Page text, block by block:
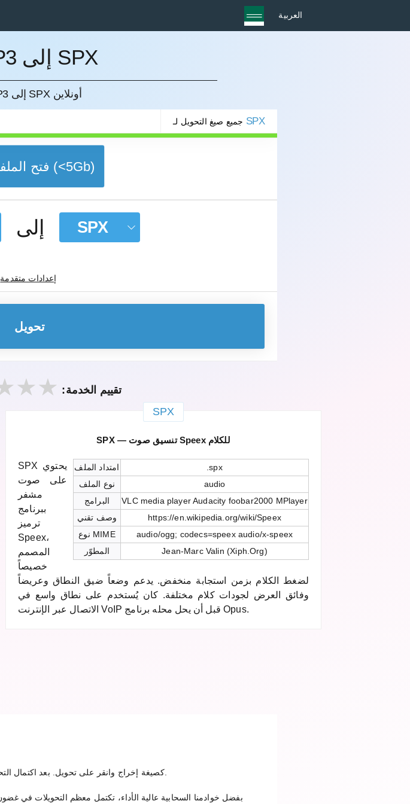
العربية
تحويل MP3 إلى SPX
حوّل ملفات MP3 إلى SPX أونلاين
SPX
فتح الملفات (<5Gb)
إلى SPX
إعدادات متقدمة
تحويل
تقييم الخدمة:
SPX
SPX — تنسيق صوت Speex للكلام
امتداد الملف
.spx
نوع الملف
audio
البرامج
VLC media player Audacity foobar2000 MPlayer
وصف تقني
https://en.wikipedia.org/wiki/Speex
نوع MIME
audio/ogg; codecs=speex audio/x-speex
المطوّر
Jean-Marc Valin (Xiph.Org)
SPX يحتوي
على صوت
مشفر
ببرنامج
ترميز
Speex،
المصمم
خصيصاً
لضغط الكلام بزمن استجابة منخفض. يدعم وضعاً ضيق النطاق وعريضاً
وفائق العرض لجودات كلام مختلفة. كان يُستخدم على نطاق واسع في
الاتصال عبر الإنترنت VoIP قبل أن يحل محله برنامج Opus.
ارفع ملف SPX في الخطوة الأولى، اختر MP3 كصيغة إخراج وانقر على تحويل. بعد اكتمال التحويل يمكنك تنزيل الملف.